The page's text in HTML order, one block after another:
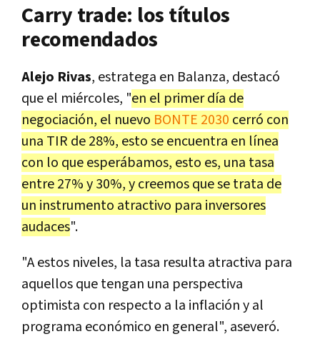
Carry trade: los títulos
recomendados
Alejo Rivas, estratega en Balanza, destacó
que el miércoles, "en el primer día de
negociación, el nuevo BONTE 2030 cerró con
una TIR de 28%, esto se encuentra en línea
con lo que esperábamos, esto es, una tasa
entre 27% y 30%, y creemos que se trata de
un instrumento atractivo para inversores
audaces".
"A estos niveles, la tasa resulta atractiva para
aquellos que tengan una perspectiva
optimista con respecto a la inflación y al
programa económico en general", aseveró.